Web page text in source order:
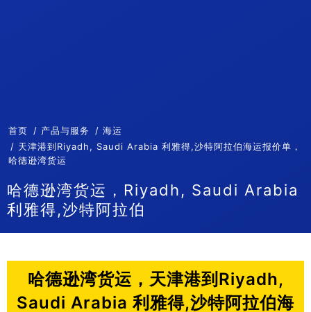
首页 产品与服务
海运
天津港到Riyadh, Saudi Arabia 利雅得,沙特阿拉伯海运报价单，
哈德逊湾货运
哈德逊湾货运，Riyadh, Saudi Arabia
利雅得,沙特阿拉伯
哈德逊湾货运，天津港到Riyadh,
Saudi Arabia 利雅得,沙特阿拉伯海